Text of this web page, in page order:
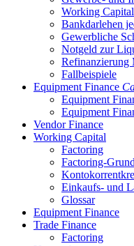
Working Capital
Bankdarlehen
Gewerbliche
Notgeld zur
Refinanzierung
Fallbeispiele
Equipment Finance
Equipment
Equipment
Vendor Finance
Working Capital
Factoring
Factoring-
Einkaufs- und
Glossar
Equipment Finance
Trade Finance
Factoring